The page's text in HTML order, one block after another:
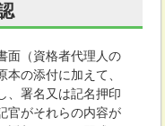
（資格者代理人の
の添付に加えて、
、署名又は記名押印
官がそれらの内容が